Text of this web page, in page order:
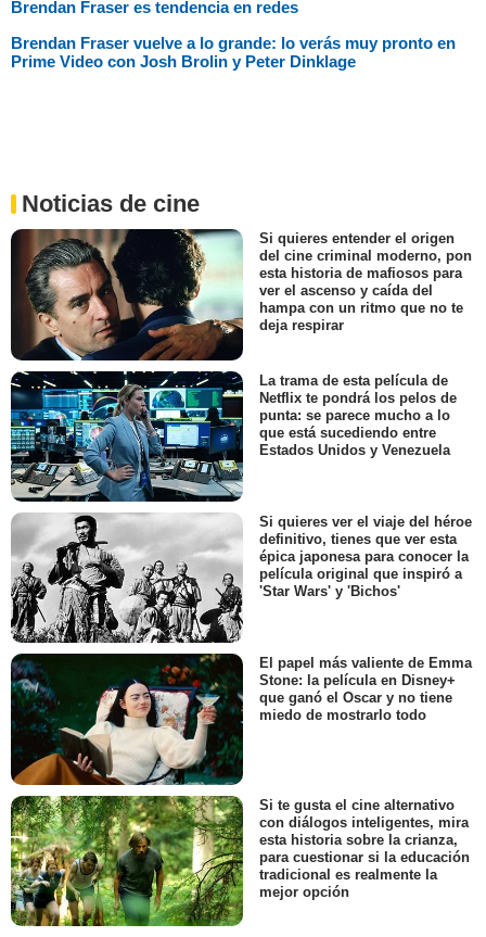
Brendan Fraser es tendencia en redes
Brendan Fraser vuelve a lo grande: lo verás muy pronto en
Prime Video con Josh Brolin y Peter Dinklage
Noticias de cine
Si quieres entender el origen
del cine criminal moderno, pon
esta historia de mafiosos para
ver el ascenso y caída del
hampa con un ritmo que no te
deja respirar
La trama de esta película de
Netflix te pondrá los pelos de
punta: se parece mucho a lo
que está sucediendo entre
Estados Unidos y Venezuela
Si quieres ver el viaje del héroe
definitivo, tienes que ver esta
épica japonesa para conocer la
película original que inspiró a
'Star Wars' y 'Bichos'
El papel más valiente de Emma
Stone: la película en Disney+
que ganó el Oscar y no tiene
miedo de mostrarlo todo
Si te gusta el cine alternativo
con diálogos inteligentes, mira
esta historia sobre la crianza,
para cuestionar si la educación
tradicional es realmente la
mejor opción